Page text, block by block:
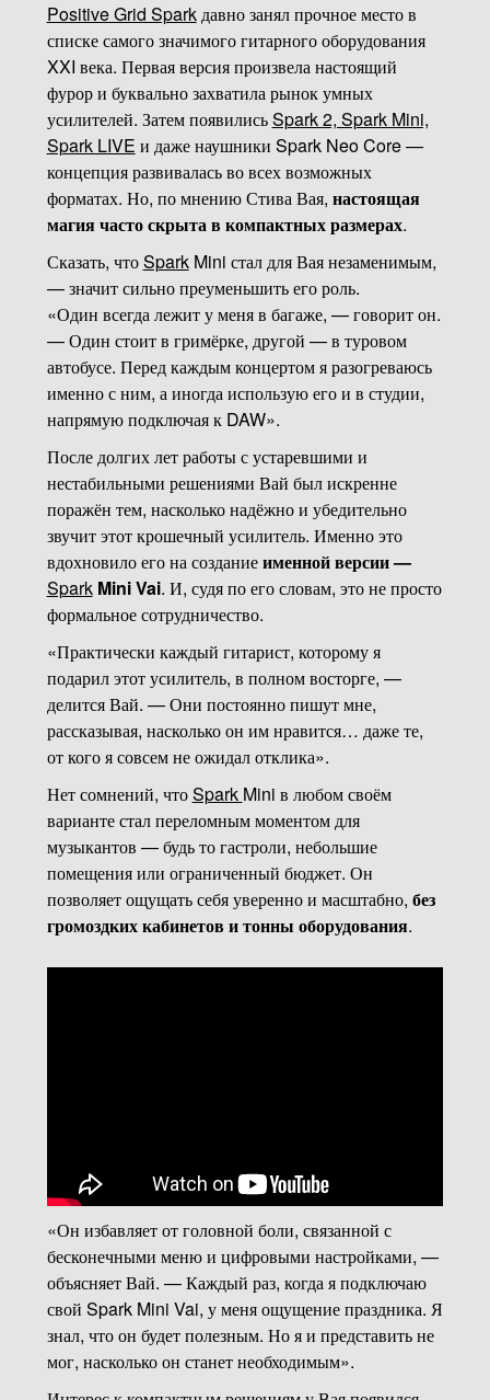
Positive Grid Sparkдавно занял прочное место в
списке самого значимого гитарного оборудования
XXI века. Первая версия произвела настоящий
фурор и буквально захватила рынок умных
усилителей. Затем появилисьSpark 2, Spark Mini,
Spark LIVE и даже наушники Spark Neo Core —
концепция развивалась во всех возможных
форматах. Но, по мнению Стива Вая, настоящая
магия часто скрыта в компактных размерах.
Сказать, чтоSparkMini стал для Вая незаменимым,
— значит сильно преуменьшить его роль.
«Один всегда лежит у меня в багаже, — говорит он.
— Один стоит в гримёрке, другой — в туровом
автобусе. Перед каждым концертом я разогреваюсь
именно с ним, а иногда использую его и в студии,
напрямую подключая к DAW».
После долгих лет работы с устаревшими и
нестабильными решениями Вай был искренне
поражён тем, насколько надёжно и убедительно
звучит этот крошечный усилитель. Именно это
вдохновило его на созданиеименной версии —
SparkMini Vai. И, судя по его словам, это не просто
формальное сотрудничество.
«Практически каждый гитарист, которому я
подарил этот усилитель, в полном восторге, —
делится Вай. — Они постоянно пишут мне,
рассказывая, насколько он им нравится… даже те,
от кого я совсем не ожидал отклика».
Нет сомнений, чтоSpark Mini в любом своём
варианте стал переломным моментом для
музыкантов — будь то гастроли, небольшие
помещения или ограниченный бюджет. Он
позволяет ощущать себя уверенно и масштабно, без
громоздких кабинетов и тонны оборудования.
«Он избавляет от головной боли, связанной с
бесконечными меню и цифровыми настройками, —
объясняет Вай. — Каждый раз, когда я подключаю
свой Spark Mini Vai, у меня ощущение праздника. Я
знал, что он будет полезным. Но я и представить не
мог, насколько он станет необходимым».